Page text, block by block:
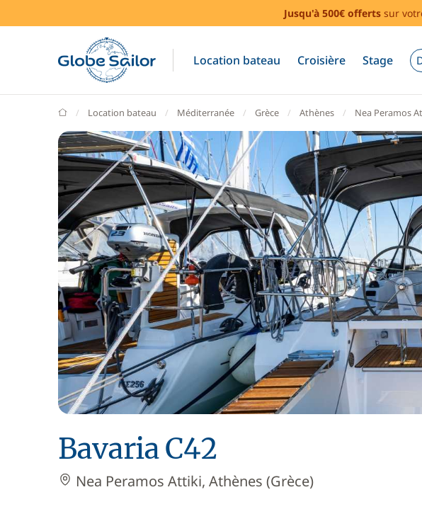
Jusqu'à 500€ offerts sur
Location bateau Croisière Stage
GlobeSailor
Location bateau Méditerranée Grèce Athènes Nea Peramos
Bavaria C42
Nea Peramos Attiki, Athènes (Grèce)